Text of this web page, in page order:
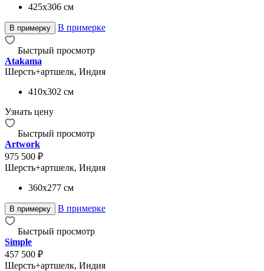
425x306 см
В примерку В примерке
Быстрый просмотр
Atakama
Шерсть+артшелк, Индия
410x302 см
Узнать цену
Быстрый просмотр
Artwork
975 500 ₽
Шерсть+артшелк, Индия
360x277 см
В примерку В примерке
Быстрый просмотр
Simple
457 500 ₽
Шерсть+артшелк, Индия